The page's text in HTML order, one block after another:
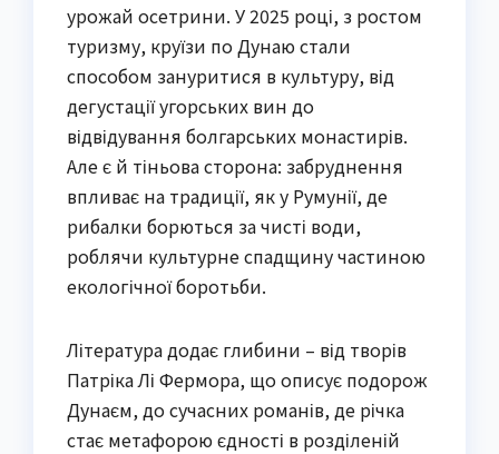
урожай осетрини. У 2025 році, з ростом
туризму, круїзи по Дунаю стали
способом зануритися в культуру, від
дегустації угорських вин до
відвідування болгарських монастирів.
Але є й тіньова сторона: забруднення
впливає на традиції, як у Румунії, де
рибалки борються за чисті води,
роблячи культурне спадщину частиною
екологічної боротьби.
Література додає глибини – від творів
Патріка Лі Фермора, що описує подорож
Дунаєм, до сучасних романів, де річка
стає метафорою єдності в розділеній